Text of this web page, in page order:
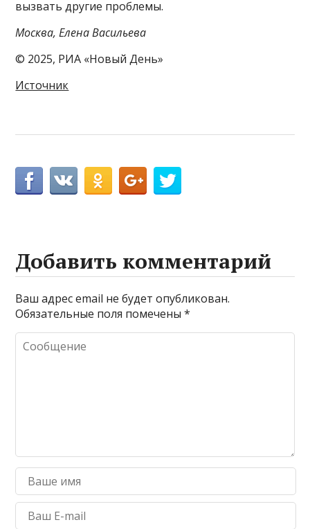
вызвать другие проблемы.
Москва, Елена Васильева
© 2025, РИА «Новый День»
Источник
Добавить комментарий
Ваш адрес email не будет опубликован.
Обязательные поля помечены*